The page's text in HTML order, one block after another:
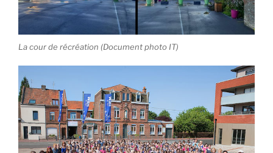
La cour de récréation (Document photo IT)